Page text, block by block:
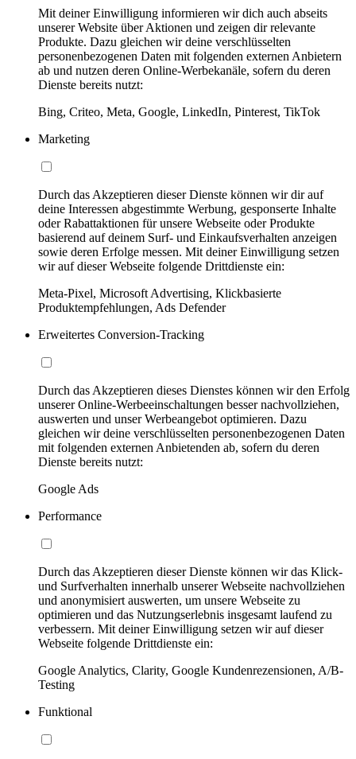
Mit deiner Einwilligung informieren wir dich auch abseits
unserer Website über Aktionen und zeigen dir relevante
Produkte. Dazu gleichen wir deine verschlüsselten
personenbezogenen Daten mit folgenden externen Anbietern
ab und nutzen deren Online-Werbekanäle, sofern du deren
Dienste bereits nutzt:
Bing, Criteo, Meta, Google, LinkedIn, Pinterest, TikTok
Marketing
Durch das Akzeptieren dieser Dienste können wir dir auf
deine Interessen abgestimmte Werbung, gesponserte Inhalte
oder Rabattaktionen für unsere Webseite oder Produkte
basierend auf deinem Surf- und Einkaufsverhalten anzeigen
sowie deren Erfolge messen. Mit deiner Einwilligung setzen
wir auf dieser Webseite folgende Drittdienste ein:
Meta-Pixel, Microsoft Advertising, Klickbasierte
Produktempfehlungen, Ads Defender
Erweitertes Conversion-Tracking
Durch das Akzeptieren dieses Dienstes können wir den Erfolg
unserer Online-Werbeeinschaltungen besser nachvollziehen,
auswerten und unser Werbeangebot optimieren. Dazu
gleichen wir deine verschlüsselten personenbezogenen Daten
mit folgenden externen Anbietenden ab, sofern du deren
Dienste bereits nutzt:
Google Ads
Performance
Durch das Akzeptieren dieser Dienste können wir das Klick-
und Surfverhalten innerhalb unserer Webseite nachvollziehen
und anonymisiert auswerten, um unsere Webseite zu
optimieren und das Nutzungserlebnis insgesamt laufend zu
verbessern. Mit deiner Einwilligung setzen wir auf dieser
Webseite folgende Drittdienste ein:
Google Analytics, Clarity, Google Kundenrezensionen, A/B-
Testing
Funktional